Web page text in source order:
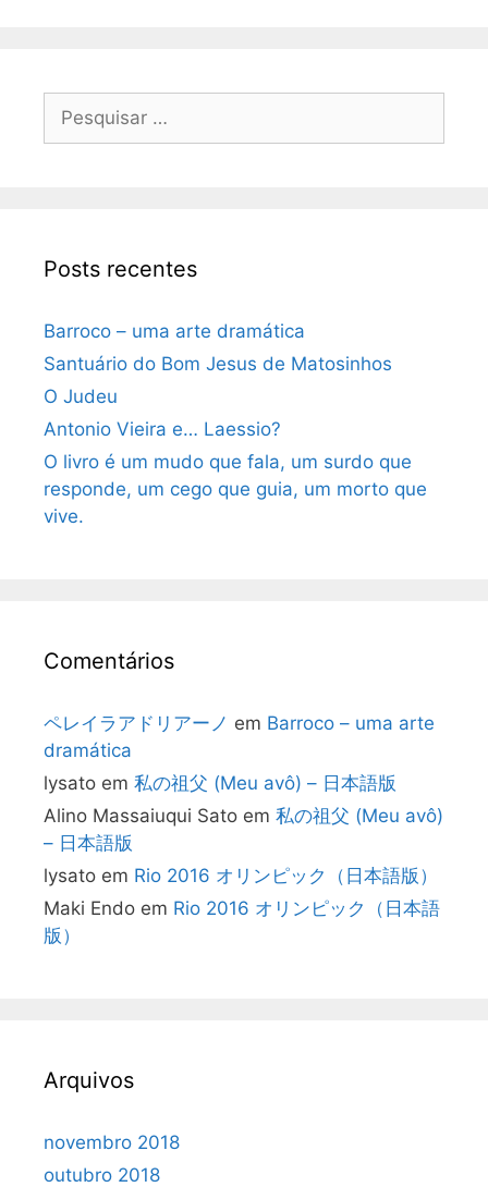
por:
Posts recentes
Barroco – uma arte dramática
Santuário do Bom Jesus de Matosinhos
O Judeu
Antonio Vieira e… Laessio?
O livro é um mudo que fala, um surdo que
responde, um cego que guia, um morto que
vive.
Comentários
ペレイラアドリアーノ em Barroco – uma arte
dramática
lysato em 私の祖父 (Meu avô) – 日本語版
Alino Massaiuqui Sato em 私の祖父 (Meu avô)
– 日本語版
lysato em Rio 2016 オリンピック（日本語版）
Maki Endo em Rio 2016 オリンピック（日本語
版）
Arquivos
novembro 2018
outubro 2018